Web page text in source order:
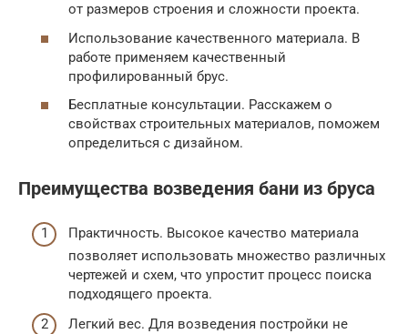
от размеров строения и сложности проекта.
Использование качественного материала. В
работе применяем качественный
профилированный брус.
Бесплатные консультации. Расскажем о
свойствах строительных материалов, поможем
определиться с дизайном.
Преимущества возведения бани из бруса
Практичность. Высокое качество материала
позволяет использовать множество различных
чертежей и схем, что упростит процесс поиска
подходящего проекта.
Легкий вес. Для возведения постройки не